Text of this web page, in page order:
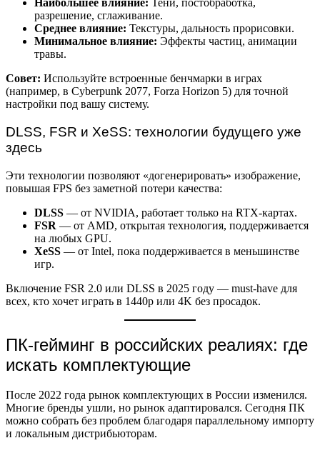
Наибольшее влияние: Тени, постобработка,
разрешение, сглаживание.
Среднее влияние: Текстуры, дальность прорисовки.
Минимальное влияние: Эффекты частиц, анимации
травы.
Совет: Используйте встроенные бенчмарки в играх
(например, в Cyberpunk 2077, Forza Horizon 5) для точной
настройки под вашу систему.
DLSS, FSR и XeSS: технологии будущего уже
здесь
Эти технологии позволяют «догенерировать» изображение,
повышая FPS без заметной потери качества:
DLSS — от NVIDIA, работает только на RTX-картах.
FSR — от AMD, открытая технология, поддерживается
на любых GPU.
XeSS — от Intel, пока поддерживается в меньшинстве
игр.
Включение FSR 2.0 или DLSS в 2025 году — must-have для
всех, кто хочет играть в 1440p или 4K без просадок.
ПК-гейминг в российских реалиях: где
искать комплектующие
После 2022 года рынок комплектующих в России изменился.
Многие бренды ушли, но рынок адаптировался. Сегодня ПК
можно собрать без проблем благодаря параллельному импорту
и локальным дистрибьюторам.